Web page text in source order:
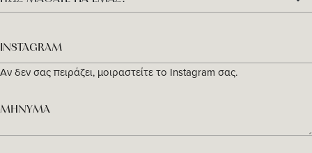
Αν δεν σας πειράζει, μοιραστείτε το Instagram σας.